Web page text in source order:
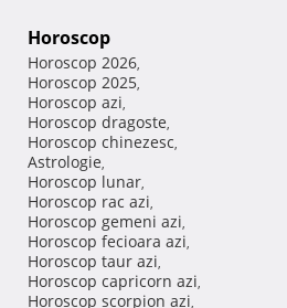
Horoscop
Horoscop 2026,
Horoscop 2025,
Horoscop azi,
Horoscop dragoste,
Horoscop chinezesc,
Astrologie,
Horoscop lunar,
Horoscop rac azi,
Horoscop gemeni azi,
Horoscop fecioara azi,
Horoscop taur azi,
Horoscop capricorn azi,
Horoscop scorpion azi,